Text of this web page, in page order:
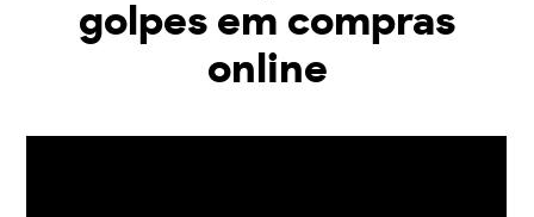
golpes em compras
online